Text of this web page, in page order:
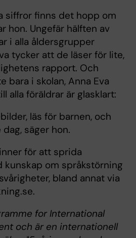
siffror finns det hopp om
hon. Ungefär hälften av
i alla åldersgrupper
tycker att de läser för lite,
rapport. Och
bara i skolan, Anna Eva
alla föräldrar är glasklart:
läs för barnen, och
säger hon.
för att sprida
kunskap om språkstörning
bland annat via
for International
och är en internationell